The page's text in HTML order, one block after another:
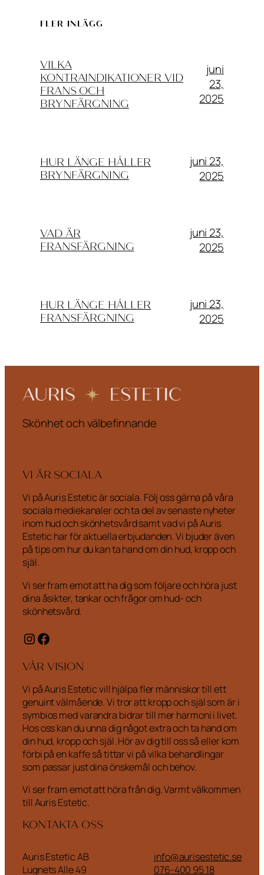
FLER INLÄGG
VILKA
KONTRAINDIKATIONER VID
FRANS OCH
BRYNFÄRGNING
juni
23,
2025
HUR LÄNGE HÅLLER
BRYNFÄRGNING
juni 23,
2025
VAD ÄR
FRANSFÄRGNING
juni 23,
2025
HUR LÄNGE HÅLLER
FRANSFÄRGNING
juni 23,
2025
Skönhet och välbefinnande
VI ÄR SOCIALA
Vi på Auris Estetic är sociala. Följ oss gärna på våra
sociala mediekanaler och ta del av senaste nyheter
inom hud och skönhetsvård samt vad vi på Auris
Estetic har för aktuella erbjudanden. Vi bjuder även
på tips om hur du kan ta hand om din hud, kropp och
själ.
Vi ser fram emot att ha dig som följare och höra just
dina åsikter, tankar och frågor om hud- och
skönhetsvård.
Instagram
Facebook
VÅR VISION
Vi på Auris Estetic vill hjälpa fler människor till ett
genuint välmående. Vi tror att kropp och själ som är i
symbios med varandra bidrar till mer harmoni i livet.
Hos oss kan du unna dig något extra och ta hand om
din hud, kropp och själ. Hör av dig till oss så eller kom
förbi på en kaffe så tittar vi på vilka behandlingar
som passar just dina önskemål och behov.
Vi ser fram emot att höra från dig. Varmt välkommen
till Auris Estetic.
KONTAKTA OSS
Auris Estetic AB
Lugnets Alle 49
info@aurisestetic.se
076-400 95 18